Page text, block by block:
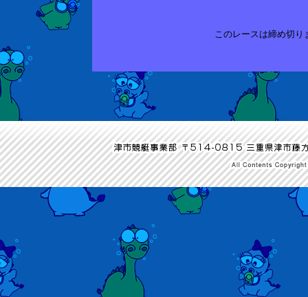
このレースは締め切り